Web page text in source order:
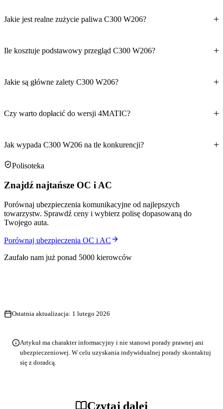
Jakie jest realne zużycie paliwa C300 W206?
Ile kosztuje podstawowy przegląd C300 W206?
Jakie są główne zalety C300 W206?
Czy warto dopłacić do wersji 4MATIC?
Jak wypada C300 W206 na tle konkurencji?
Polisoteka
Znajdź najtańsze OC i AC
Porównaj ubezpieczenia komunikacyjne od najlepszych
towarzystw. Sprawdź ceny i wybierz polisę dopasowaną do
Twojego auta.
Porównaj ubezpieczenia OC i AC
Zaufało nam już ponad 5000 kierowców
Ostatnia aktualizacja: 1 lutego 2026
Artykuł ma charakter informacyjny i nie stanowi porady prawnej ani
ubezpieczeniowej. W celu uzyskania indywidualnej porady skontaktuj
się z doradcą.
Czytaj dalej